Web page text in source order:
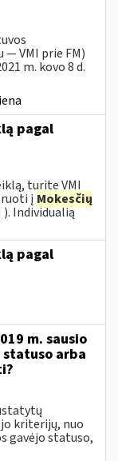
VMI prie FM)
m. kovo 8 d.
pagal
turite VMI
į Mokesčių
Individualią
pagal
m. sausio
statuso arba
kriterijų, nuo
gavėjo statuso,